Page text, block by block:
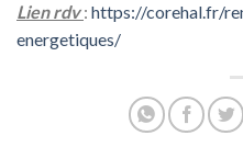
Lien rdv: https://corehal.fr/
energetiques/